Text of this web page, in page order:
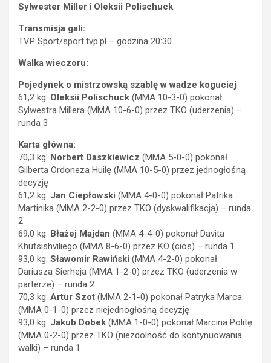
Sylwester Miller i Oleksii Polischuck.
Transmisja gali:
TVP Sport/sport.tvp.pl – godzina 20:30
Walka wieczoru:
Pojedynek o mistrzowską szablę w wadze koguciej
61,2 kg: Oleksii Polischuck (MMA 10-3-0) pokonał
Sylwestra Millera (MMA 10-6-0) przez TKO (uderzenia) –
runda 3
Karta główna:
70,3 kg: Norbert Daszkiewicz (MMA 5-0-0) pokonał
Gilberta Ordoneza Huilę (MMA 10-5-0) przez jednogłośną
decyzję
61,2 kg: Jan Ciepłowski (MMA 4-0-0) pokonał Patrika
Martinika (MMA 2-2-0) przez TKO (dyskwalifikacja) – runda
2
69,0 kg: Błażej Majdan (MMA 4-4-0) pokonał Davita
Khutsishviliego (MMA 8-6-0) przez KO (cios) – runda 1
93,0 kg: Sławomir Rawiński (MMA 4-2-0) pokonał
Dariusza Sierheja (MMA 1-2-0) przez TKO (uderzenia w
parterze) – runda 2
70,3 kg: Artur Szot (MMA 2-1-0) pokonał Patryka Marca
(MMA 0-1-0) przez niejednogłośną decyzję
93,0 kg: Jakub Dobek (MMA 1-0-0) pokonał Marcina Politę
(MMA 0-2-0) przez TKO (niezdolność do kontynuowania
walki) – runda 1